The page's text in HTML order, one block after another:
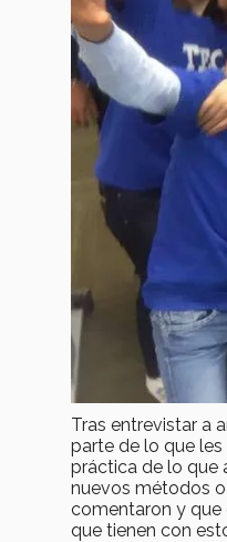
Tras entrevistar a
parte de lo que
práctica de lo que
nuevos métodos
comentaron y que
que tienen con